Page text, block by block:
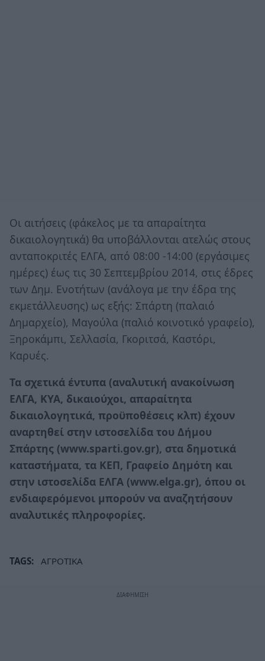
Οι αιτήσεις (φάκελος με τα απαραίτητα
δικαιολογητικά) θα υποβάλλονται ατελώς στους
ανταποκριτές ΕΛΓΑ, από 08:00 -14:00 (εργάσιμες
ημέρες) έως τις 30 Σεπτεμβρίου 2014, στις έδρες
των Δημ. Ενοτήτων (ανάλογα με την έδρα της
εκμετάλλευσης) ως εξής: Σπάρτη (παλαιό
Δημαρχείο), Μαγούλα (παλιό κοινοτικό γραφείο),
Ξηροκάμπι, Σελλασία, Γκοριτσά, Καστόρι,
Καρυές.
Τα σχετικά έντυπα (αναλυτική ανακοίνωση
ΕΛΓΑ, ΚΥΑ, δικαιούχοι, απαραίτητα
δικαιολογητικά, προϋποθέσεις κλπ) έχουν
αναρτηθεί στην ιστοσελίδα του Δήμου
Σπάρτης (www.sparti.gov.gr), στα δημοτικά
καταστήματα, τα ΚΕΠ, Γραφείο Δημότη και
στην ιστοσελίδα ΕΛΓΑ (www.elga.gr), όπου οι
ενδιαφερόμενοι μπορούν να αναζητήσουν
αναλυτικές πληροφορίες.
TAGS: ΑΓΡΟΤΙΚΑ